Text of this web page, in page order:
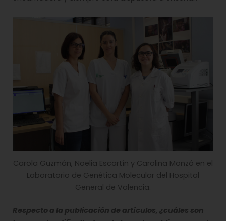
Carola Guzmán, Noelia Escartín y Carolina Monzó en el
Laboratorio de Genética Molecular del Hospital
General de Valencia.
Respecto a la publicación de artículos, ¿cuáles son